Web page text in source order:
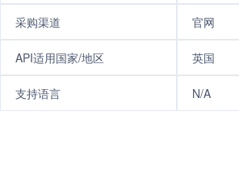
采购渠道 官网
API适用国家/地区 英国
支持语言 N/A